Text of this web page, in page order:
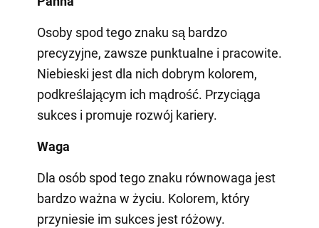
Osoby spod tego znaku są bardzo
precyzyjne, zawsze punktualne i pracowite.
Niebieski jest dla nich dobrym kolorem,
podkreślającym ich mądrość. Przyciąga
sukces i promuje rozwój kariery.
Waga
Dla osób spod tego znaku równowaga jest
bardzo ważna w życiu. Kolorem, który
przyniesie im sukces jest różowy.